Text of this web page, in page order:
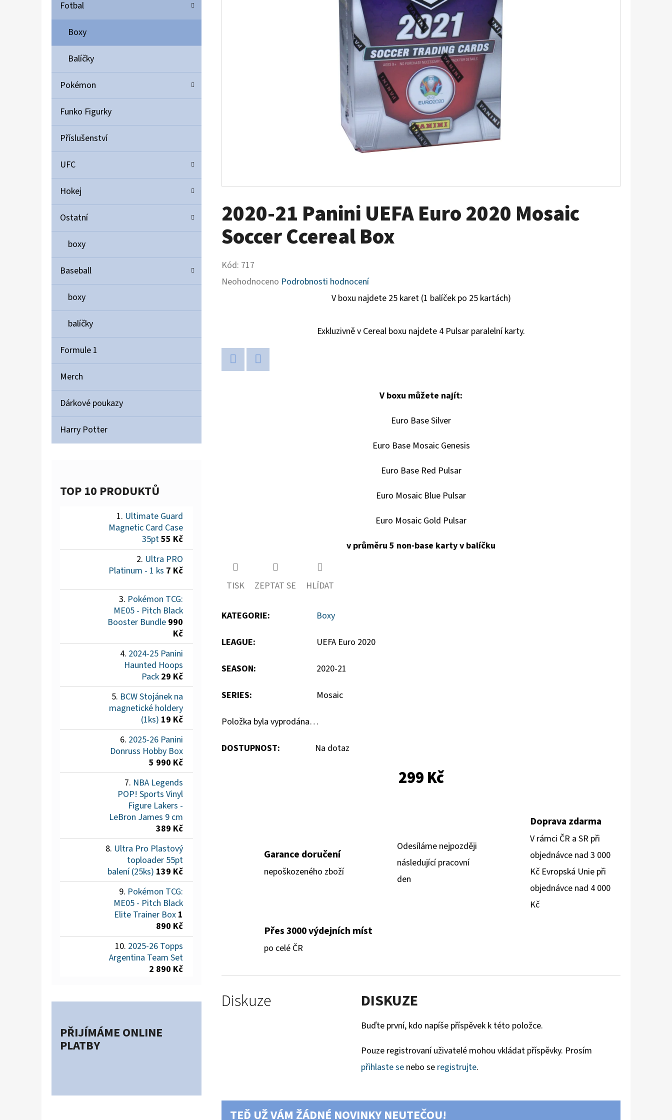
Fotbal
Boxy
Balíčky
Pokémon
Funko Figurky
Příslušenství
UFC
Hokej
Ostatní
boxy
Baseball
boxy
balíčky
Formule 1
Merch
Dárkové poukazy
Harry Potter
TOP 10 PRODUKTŮ
Ultimate Guard
Magnetic Card Case
35pt55 Kč
Ultra PRO
Platinum - 1 ks 7 Kč
Pokémon TCG:
ME05 - Pitch Black
Booster Bundle 990
Kč
2024-25 Panini
Haunted Hoops
Pack 29 Kč
BCW Stojánek na
magnetické holdery
(1ks) 19 Kč
2025-26 Panini
Donruss Hobby Box
5 990 Kč
NBA Legends
POP! Sports Vinyl
Figure Lakers -
LeBron James 9 cm
389 Kč
Ultra Pro Plastový
toploader 55pt
balení (25ks) 139 Kč
Pokémon TCG:
ME05 - Pitch Black
Elite Trainer Box 1
890 Kč
2025-26 Topps
Argentina Team Set
2 890 Kč
PŘIJÍMÁME ONLINE
PLATBY
2020-21 Panini UEFA Euro 2020 Mosaic
Soccer Ccereal Box
Kód: 717
Průměrné
0,0
Neohodnoceno Podrobnosti hodnocení
V boxu najdete 25 karet (1 balíček po 25 kartách)
Exkluzivně v Cereal boxu najdete 4 Pulsar paralelní karty.
V boxu můžete najít:
Euro Base Silver
Euro Base Mosaic Genesis
Euro Base Red Pulsar
Euro Mosaic Blue Pulsar
Euro Mosaic Gold Pulsar
v průměru 5 non-base karty v balíčku
TISK ZEPTAT SE HLÍDAT
KATEGORIE: Boxy
LEAGUE: UEFA Euro 2020
SEASON: 2020-21
SERIES: Mosaic
Položka byla vyprodána…
DOSTUPNOST: Na dotaz
299 Kč
Garance doručení
nepoškozeného zboží
Odesíláme nejpozději
následující pracovní
den
Doprava zdarma
V rámci ČR a SR při
objednávce nad 3 000
Kč Evropská Unie při
objednávce nad 4 000
Kč
Přes 3000 výdejních míst
po celé ČR
Diskuze DISKUZE
Buďte první, kdo napíše příspěvek k této položce.
Pouze registrovaní uživatelé mohou vkládat příspěvky. Prosím
přihlaste se nebo se registrujte.
TEĎ UŽ VÁM ŽÁDNÉ NOVINKY NEUTEČOU!
ULTIMATE GUARD MAGNETIC CARD CASE 35PT
POKÉMON TCG: ME05 - PITCH BLACK
BOOSTER BUNDLE
990 Kč